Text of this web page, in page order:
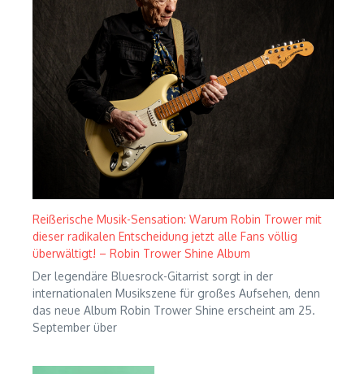
Reißerische Musik-Sensation: Warum Robin Trower mit
dieser radikalen Entscheidung jetzt alle Fans völlig
überwältigt! – Robin Trower Shine Album
Der legendäre Bluesrock-Gitarrist sorgt in der
internationalen Musikszene für großes Aufsehen, denn
das neue Album Robin Trower Shine erscheint am 25.
September über